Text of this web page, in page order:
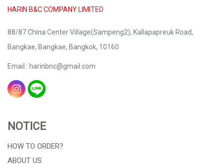
HARIN B&C COMPANY LIMITED
88/87 China Center Village(Sampeng2), Kallapapreuk Road,
Bangkae, Bangkae, Bangkok, 10160
Email : harinbnc@gmail.com
NOTICE
HOW TO ORDER?
ABOUT US